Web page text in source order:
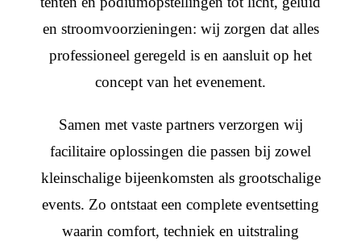
en stroomvoorzieningen: wij zorgen dat alles
professioneel geregeld is en aansluit op het
concept van het evenement.
Samen met vaste partners verzorgen wij
facilitaire oplossingen die passen bij zowel
kleinschalige bijeenkomsten als grootschalige
events. Zo ontstaat een complete eventsetting
waarin comfort, techniek en uitstraling